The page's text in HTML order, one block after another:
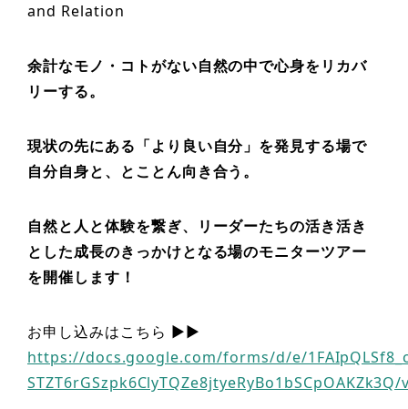
and Relation
余計なモノ・コトがない自然の中で心身をリカバ
リーする。
現状の先にある「より良い自分」を発見する場で
自分自身と、とことん向き合う。
自然と人と体験を繋ぎ、リーダーたちの活き活き
とした成長のきっかけとなる場のモニターツアー
を開催します！
お申し込みはこちら ▶︎▶︎
https://docs.google.com/forms/d/e/